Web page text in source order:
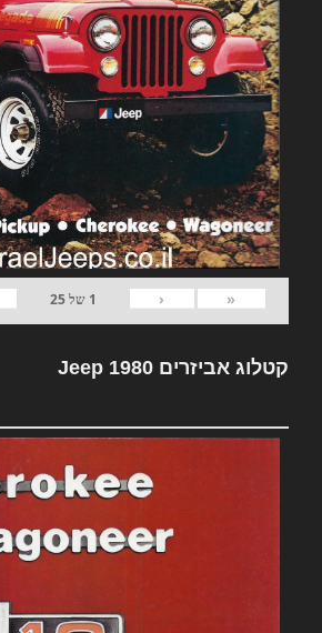
«
‹
1 של25
קטלוג אביזרים Jeep 1980